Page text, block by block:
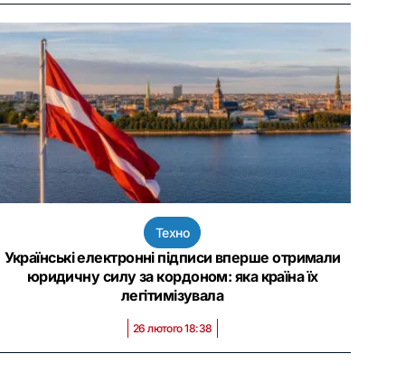
Техно
Українські електронні підписи вперше отримали
юридичну силу за кордоном: яка країна їх
легітимізувала
26 лютого 18:38